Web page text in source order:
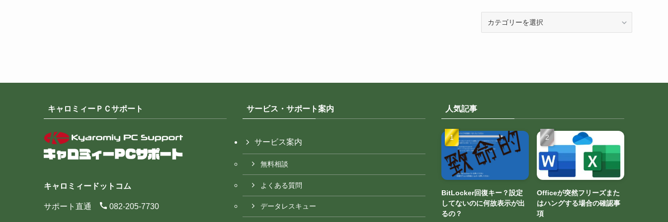
キャロミィーＰＣサポート
キャロミィードットコム
サポート直通 082-205-7730
サービス・サポート案内
サービス案内
無料相談
よくある質問
データレスキュー
人気記事
BitLocker回復キー？設定
してないのに何故表示が出
るの？
Officeが突然フリーズまた
はハングする場合の確認事
項